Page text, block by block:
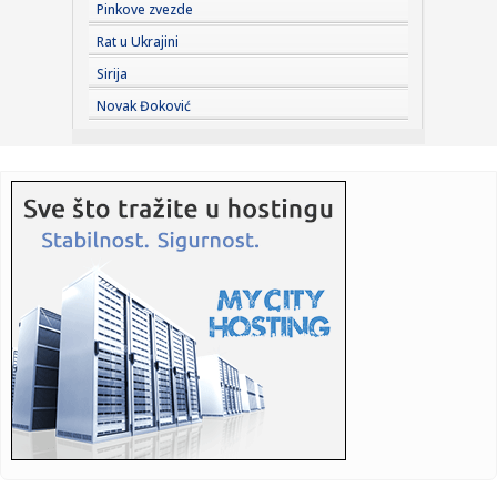
12:34:Cvijanovićeva: Prošla su vremena uvođenja sankcija
12:34:Srednjovjekovni festival "Vitezovi Tvrdimića" okupio brojne
mali...
12:32: Uvećana trgovinska razmena između Srbije i Ukrajine: Vučić
i ...
12:29:
Jasminu...
12:28:Vraćaju li se baterije na telefonima koje sami možete
zamijenit...
12:25:Uklonjene tri velike i više malih divljih deponija
12:25:Posle požara zabrana gradnje 30 godina? Akademski
plenum traži ...
Pinkove zvezde
Rat u Ukrajini
Sirija
Novak Đoković